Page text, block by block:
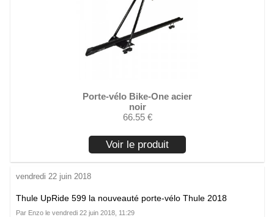
Porte-vélo Bike-One acier
noir
66.55 €
Voir le produit
vendredi 22 juin 2018
Thule UpRide 599 la nouveauté porte-vélo Thule 2018
Par Enzo le vendredi 22 juin 2018, 11:29